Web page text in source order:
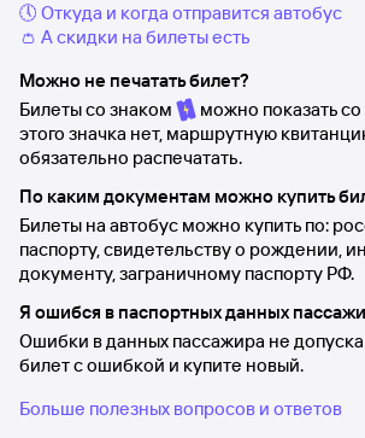
🕔 Откуда и когда отправится автобус
👛 А скидки на билеты есть
Можно не печатать билет?
Билеты со знаком
можно показать
этого значка нет, маршрутную
обязательно распечатать.
По каким документам можно купить
Билеты на автобус можно купить по:
паспорту, свидетельству о рождении,
документу, заграничному паспорту РФ.
Я ошибся в паспортных данных
Ошибки в данных пассажира не
билет с ошибкой и купите новый.
Больше полезных вопросов и ответов